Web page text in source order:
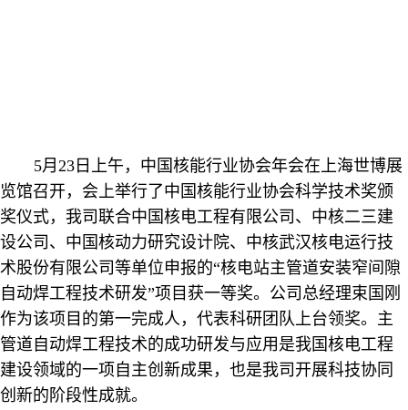
5月23 日 上午，中国核能行业协会年会在上海世博展
览馆召开，会上举行了中国核能行业协会科学技术奖颁
奖仪式，我司联合中国核电工程有限公司、中核二三建
设公司、中国核动力研究设计院、中核武汉核电运行技
术股份有限公司等单位申报的“核电站主管道安装窄间隙
自动焊工程技术研发”项目获一等奖。公司总经理束国刚
作为该项目的第一完成人，代表科研团队上台领奖。主
管道自动焊工程技术的成功研发与应用是我国核电工程
建设领域的一项自主创新成果，也是我司开展科技协同
创新的阶段性成就。